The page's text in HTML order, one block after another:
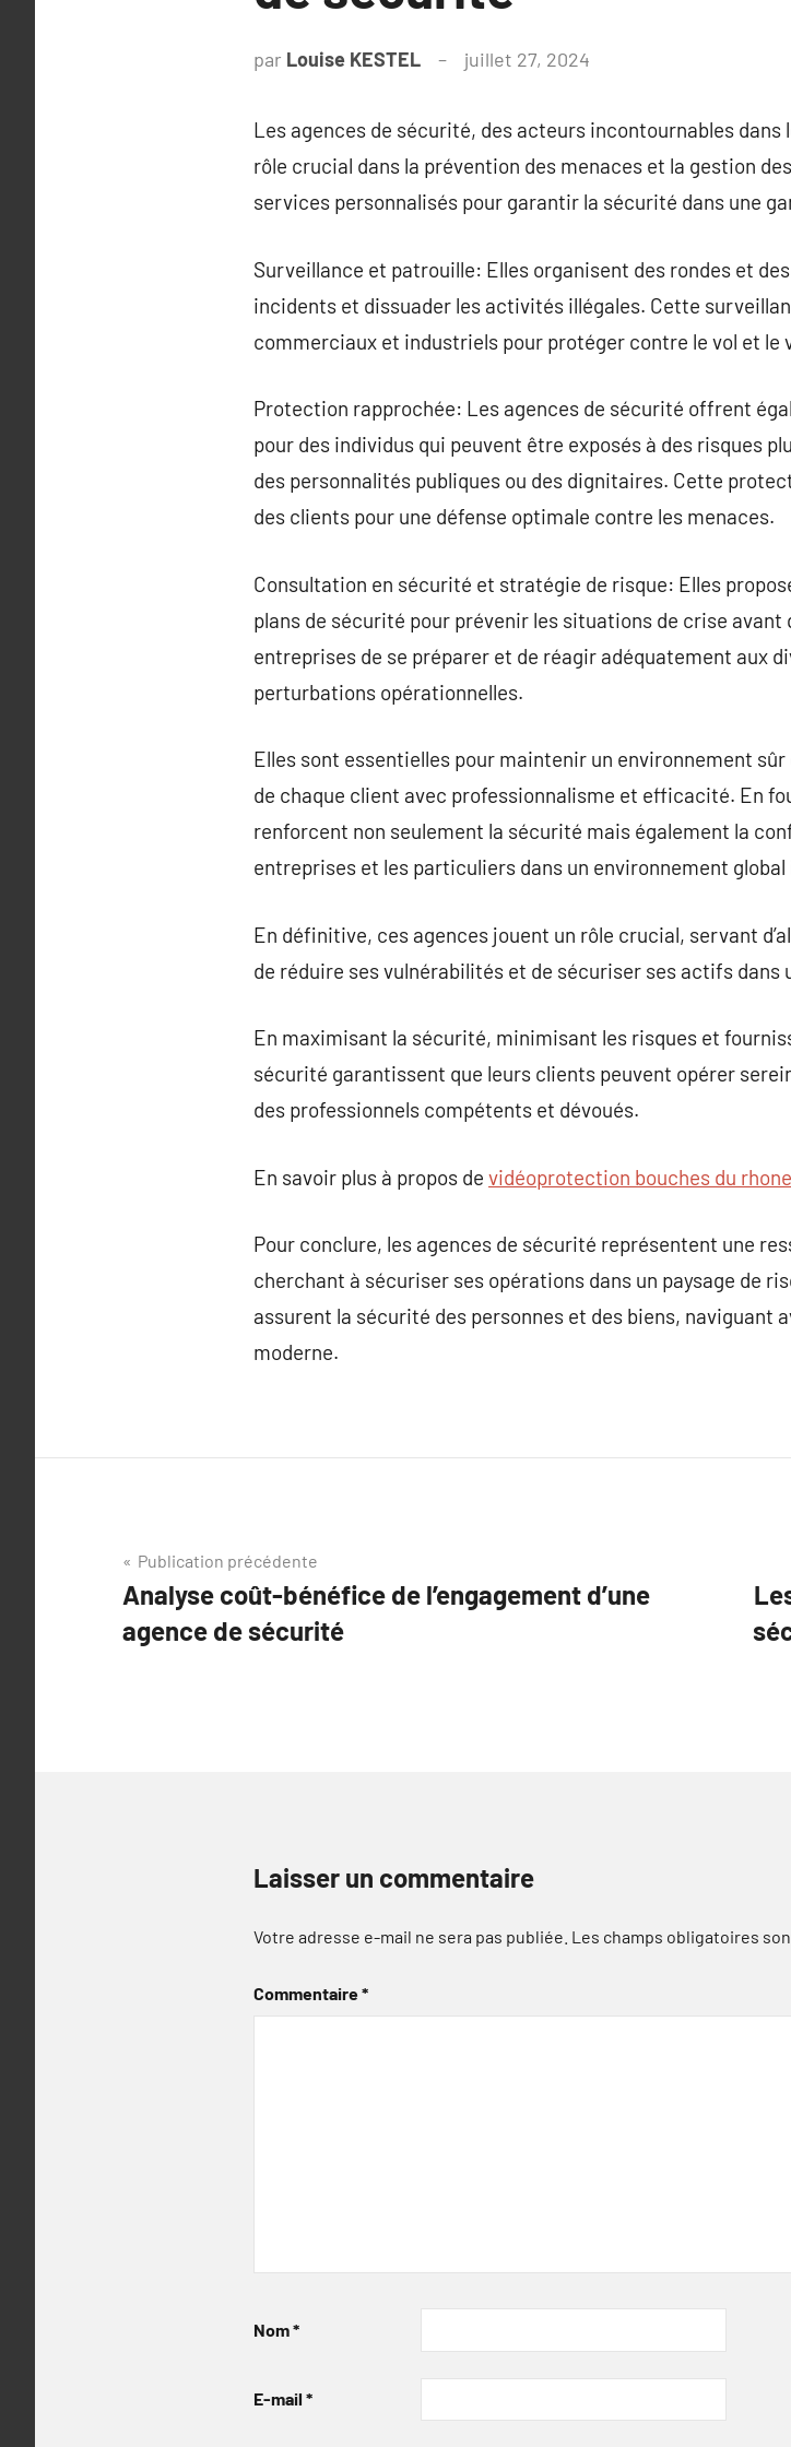
par Louise KESTEL juillet 27, 2024
Les agences de sécurité, des acteurs incontournables dans
rôle crucial dans la prévention des menaces et la gestion
services personnalisés pour garantir la sécurité dans une
Surveillance et patrouille: Elles organisent des rondes et
incidents et dissuader les activités illégales. Cette
commerciaux et industriels pour protéger contre le vol et le
Protection rapprochée: Les agences de sécurité offrent
pour des individus qui peuvent être exposés à des risques
des personnalités publiques ou des dignitaires. Cette
des clients pour une défense optimale contre les menaces.
Consultation en sécurité et stratégie de risque: Elles
plans de sécurité pour prévenir les situations de crise avant
entreprises de se préparer et de réagir adéquatement aux
perturbations opérationnelles.
Elles sont essentielles pour maintenir un environnement
de chaque client avec professionnalisme et efficacité. En
renforcent non seulement la sécurité mais également la
entreprises et les particuliers dans un environnement
En définitive, ces agences jouent un rôle crucial, servant
de réduire ses vulnérabilités et de sécuriser ses actifs dans
En maximisant la sécurité, minimisant les risques et
sécurité garantissent que leurs clients peuvent opérer
des professionnels compétents et dévoués.
En savoir plus à propos de vidéoprotection bouches du rhone
Pour conclure, les agences de sécurité représentent une
cherchant à sécuriser ses opérations dans un paysage de
assurent la sécurité des personnes et des biens, naviguant
moderne.
Navigation
de
l’article
Publication précédente
Analyse coût-bénéfice de l’engagement d’une
agence de sécurité
Laisser un commentaire
Votre adresse e-mail ne sera pas publiée. Les champs obligatoires
Commentaire*
Nom*
E-mail *